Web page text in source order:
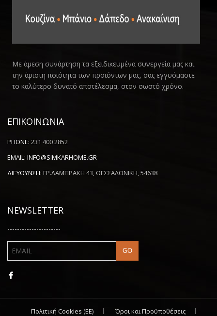
Με άμεση συνάρτηση τα εξειδικευμένα συνεργεία μας και
την άριστη ποιότητα των προϊόντων μας, σας εγγυόμαστε
το καλύτερο δυνατό αποτέλεσμα, στον σωστό χρόνο.
ΕΠΙΚΟΙΝΩΝΙΑ
PHONE: 231 400 2852
EMAIL: INFO@SIMKARHOME.GR
ΔΙΕΥΘΥΝΣΗ: ΓΡ.ΛΑΜΠΡΑΚΗ 43, ΘΕΣΣΑΛΟΝΙΚΗ, 54638
NEWSLETTER
----------------------
Πολιτική Cookies (ΕΕ)
Όροι και Προϋποθέσεις